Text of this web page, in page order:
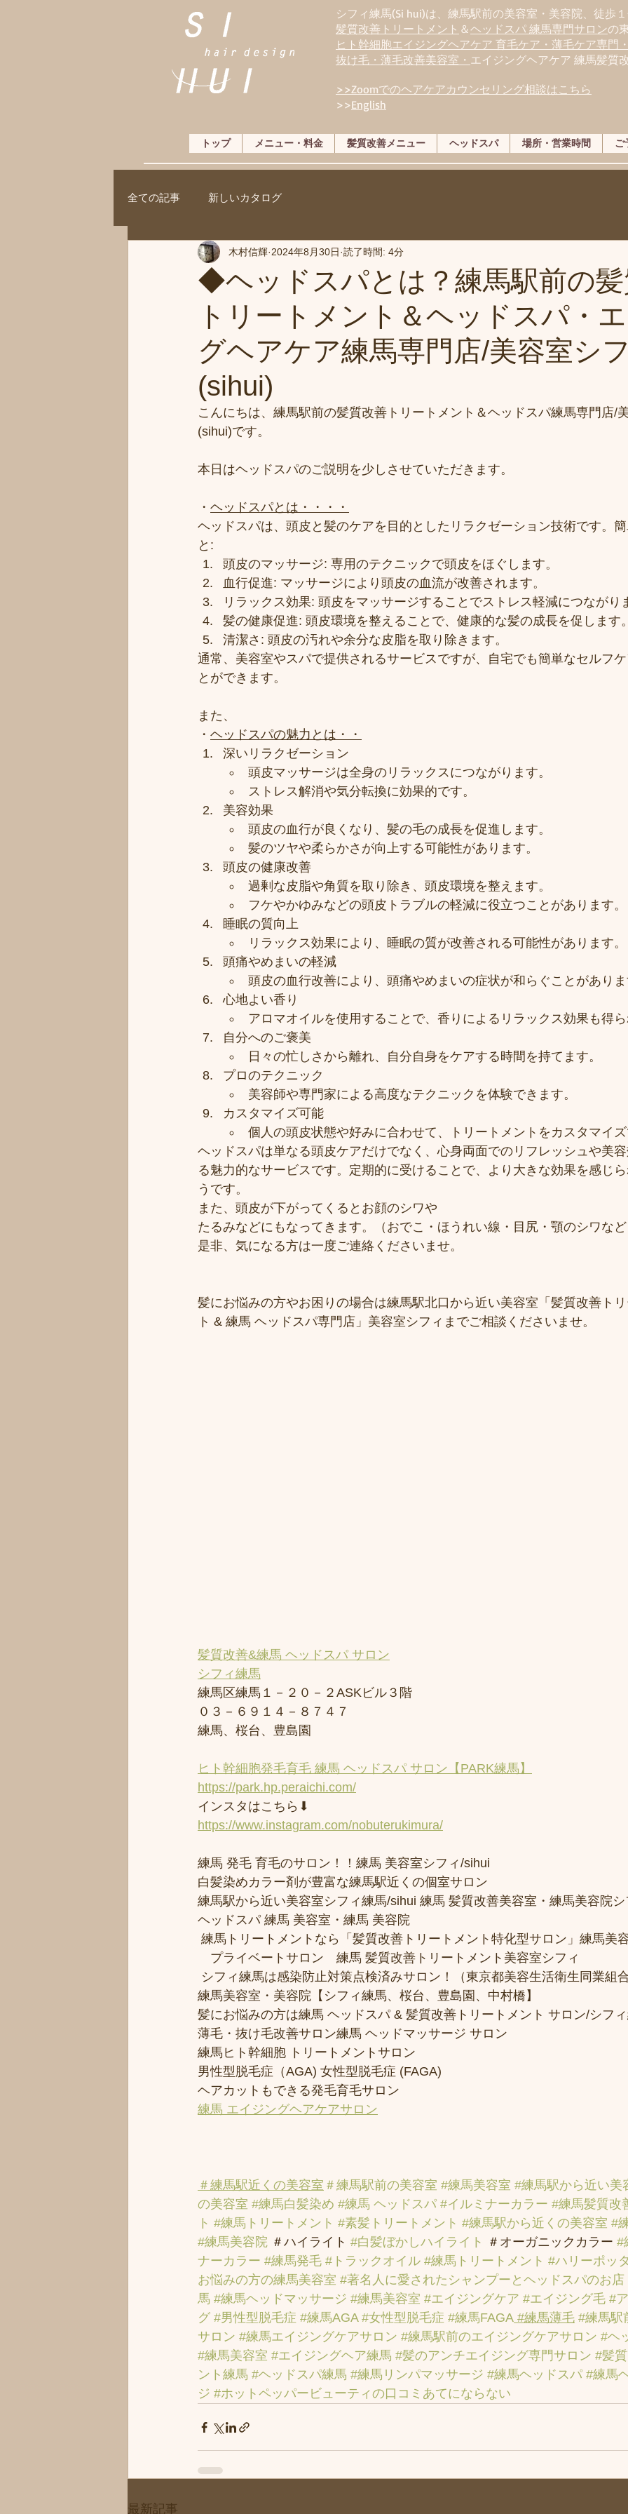
シフィ練馬(Si hui)は、 練馬駅前の美容室・美容院、徒歩
髪質改善トリートメント ＆ヘッドスパ 練馬専門サロンの
ヒト幹細胞エイジングヘアケア 育毛ケア・薄毛ケア専門
抜け毛・薄毛改善美容室・ エイジングヘアケア 練馬髪質
>>Zoomでのヘアケアカウンセリング相談はこちら
>>English
トップ メニュー・料金 髪質改善メニュー ヘッドスパ 場所・営業時間 ご
全ての記事 新しいカタログ
◆ヘッドスパとは？練馬駅前の
トリートメント＆ヘッドスパ・
グヘアケア練馬専門店/美容室シ
(sihui)
木村信輝 2024年8月30日 読了時間: 4分
こんにちは、練馬駅前の髪質改善トリートメント＆ヘッドスパ練馬専門店/
(sihui)です。
本日はヘッドスパのご説明を少しさせていただきます。
・ ヘッドスパとは・・・・
ヘッドスパは、頭皮と髪のケアを目的としたリラクゼーション技術です。
と:
頭皮のマッサージ: 専用のテクニックで頭皮をほぐします。
血行促進: マッサージにより頭皮の血流が改善されます。
リラックス効果: 頭皮をマッサージすることでストレス軽減につながり
髪の健康促進: 頭皮環境を整えることで、健康的な髪の成長を促します
清潔さ: 頭皮の汚れや余分な皮脂を取り除きます。
通常、美容室やスパで提供されるサービスですが、自宅でも簡単なセルフ
とができます。
また、
・ ヘッドスパの魅力とは・・
深いリラクゼーション
頭皮マッサージは全身のリラックスにつながります。
ストレス解消や気分転換に効果的です。
美容効果
頭皮の血行が良くなり、髪の毛の成長を促進します。
髪のツヤや柔らかさが向上する可能性があります。
頭皮の健康改善
過剰な皮脂や角質を取り除き、頭皮環境を整えます。
フケやかゆみなどの頭皮トラブルの軽減に役立つことがあります。
睡眠の質向上
リラックス効果により、睡眠の質が改善される可能性があります。
頭痛やめまいの軽減
頭皮の血行改善により、頭痛やめまいの症状が和らぐことがあり
心地よい香り
アロマオイルを使用することで、香りによるリラックス効果も得
自分へのご褒美
日々の忙しさから離れ、自分自身をケアする時間を持てます。
プロのテクニック
美容師や専門家による高度なテクニックを体験できます。
カスタマイズ可能
個人の頭皮状態や好みに合わせて、トリートメントをカスタマイ
ヘッドスパは単なる頭皮ケアだけでなく、心身両面でのリフレッシュや美
る魅力的なサービスです。定期的に受けることで、より大きな効果を感じ
うです。
また、頭皮が下がってくるとお顔のシワや
たるみなどにもなってきます。（おでこ・ほうれい線・目尻・顎のシワな
是非、気になる方は一度ご連絡くださいませ。
髪にお悩みの方やお困りの場合は練馬駅北口から近い美容室「髪質改善ト
ト & 練馬 ヘッドスパ専門店」美容室シフィまでご相談くださいませ。
髪質改善&練馬 ヘッドスパ サロン
シフィ練馬
練馬区練馬１－２０－２ASKビル３階
０３－６９１４－８７４７
練馬、桜台、豊島園
ヒト幹細胞発毛育毛 練馬 ヘッドスパ サロン【PARK練馬】
https://park.hp.peraichi.com/
インスタはこちら⬇︎
https://www.instagram.com/nobuterukimura/
練馬 発毛 育毛のサロン！！練馬 美容室シフィ/sihui
白髪染めカラー剤が豊富な練馬駅近くの個室サロン
練馬駅から近い美容室シフィ練馬/sihui 練馬 髪質改善美容室・練馬美容院
ヘッドスパ 練馬 美容室・練馬 美容院
練馬トリートメントなら「髪質改善トリートメント特化型サロン」練馬美
プライベートサロン　練馬 髪質改善トリートメント美容室シフィ
シフィ練馬は感染防止対策点検済みサロン！（東京都美容生活衛生同業組
練馬美容室・美容院【シフィ練馬、桜台、豊島園、中村橋】
髪にお悩みの方は練馬 ヘッドスパ & 髪質改善トリートメント サロン/シフ
薄毛・抜け毛改善サロン練馬 ヘッドマッサージ サロン
練馬ヒト幹細胞 トリートメントサロン
男性型脱毛症（AGA) 女性型脱毛症 (FAGA)
ヘアカットもできる発毛育毛サロン
練馬 エイジングヘアケアサロン
＃練馬駅近くの美容室 ＃練馬駅前の美容室 #練馬美容室 #練馬駅から近い美
の美容室 #練馬白髪染め #練馬 ヘッドスパ #イルミナーカラー #練馬髪質改
ト #練馬トリートメント #素髪トリートメント #練馬駅から近くの美容室 #
#練馬美容院 ＃ハイライト #白髪ぼかしハイライト ＃オーガニックカラー #
ナーカラー #練馬発毛 #トラックオイル #練馬トリートメント #ハリーポッ
お悩みの方の練馬美容室 #著名人に愛されたシャンプーとヘッドスパのお店
馬 #練馬ヘッドマッサージ #練馬美容室 #エイジングケア #エイジング毛 #
グ #男性型脱毛症 #練馬AGA #女性型脱毛症 #練馬FAGA #練馬薄毛 #練馬駅
サロン #練馬エイジングケアサロン #練馬駅前のエイジングケアサロン #ヘ
#練馬美容室 #エイジングヘア練馬 #髪のアンチエイジング専門サロン #髪
ント練馬 #ヘッドスパ練馬 #練馬リンパマッサージ #練馬ヘッドスパ #練馬
ジ #ホットペッパービューティの口コミあてにならない
最新記事